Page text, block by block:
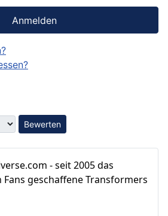
Anmelden
- seit 2005 das
geschaffene Transformers